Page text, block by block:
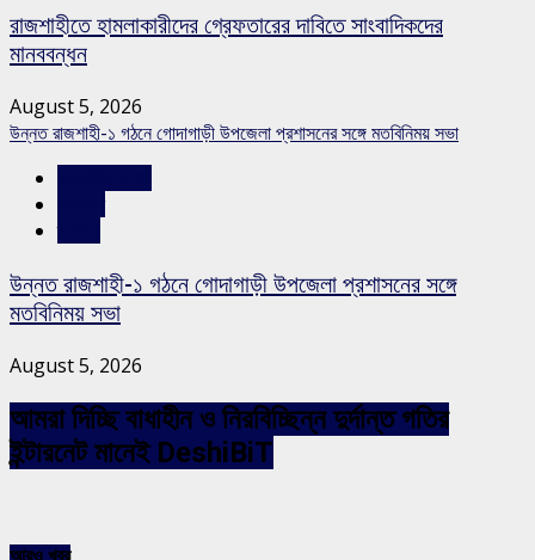
রাজশাহীতে হামলাকারীদের গ্রেফতারের দাবিতে সাংবাদিকদের
মানববন্ধন
August 5, 2026
উন্নত রাজশাহী-১ গঠনে গোদাগাড়ী উপজেলা প্রশাসনের সঙ্গে মতবিনিময় সভা
উন্নত রাজশাহী-১ গঠনে গোদাগাড়ী উপজেলা প্রশাসনের সঙ্গে
মতবিনিময় সভা
August 5, 2026
আমরা দিচ্ছি বাধাহীন ও নিরবিচ্ছিন্ন দুর্দান্ত গতির
ইন্টারনেট মানেই DeshiBiT